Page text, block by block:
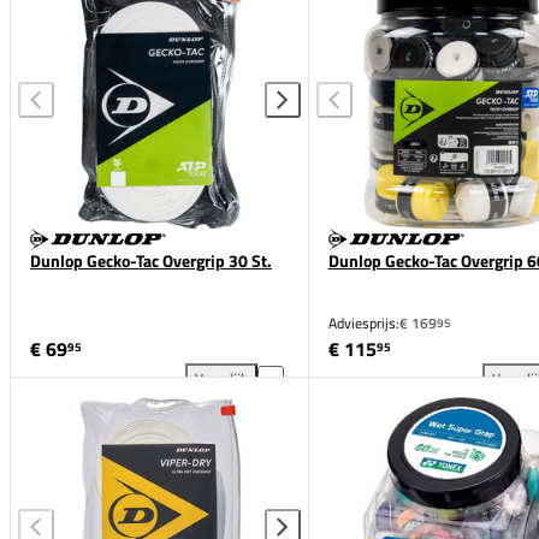
Dunlop Gecko-Tac Overgrip 30 St.
€ 6995
Vergelijk
Dunlop Gecko-Tac Overgrip 30 St. toevoegen aan
Dunlop Gecko-Tac Overgrip
Adviesprijs:€ 16995
€ 11595